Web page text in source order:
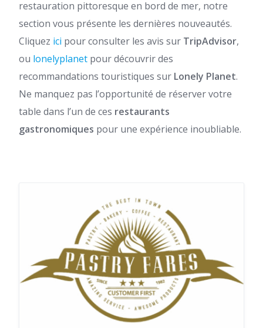
restauration pittoresque en bord de mer, notre
section vous présente les dernières nouveautés.
Cliquez ici pour consulter les avis sur TripAdvisor,
ou lonelyplanet pour découvrir des
recommandations touristiques sur Lonely Planet.
Ne manquez pas l’opportunité de réserver votre
table dans l’un de ces restaurants
gastronomiques pour une expérience inoubliable.